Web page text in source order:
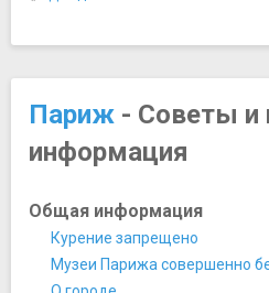
Мост Архиепархии
Дом-музей Оноре де
Лувр
Музей Мармоттан-Моне
Музей на набережной Бранли
Музей Оранжери
Музей Орсе
Париж - Советы и
информация
Общая информация
Курение запрещено
Музеи Парижа совершенно